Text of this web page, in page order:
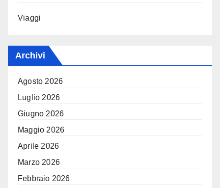
Viaggi
Archivi
Agosto 2026
Luglio 2026
Giugno 2026
Maggio 2026
Aprile 2026
Marzo 2026
Febbraio 2026